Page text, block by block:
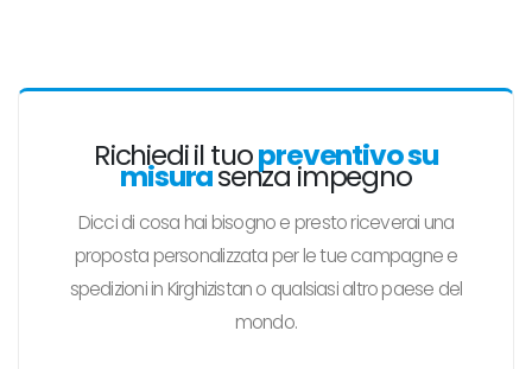
Richiedi il tuopreventivo su
misurasenza impegno
Dicci di cosa hai bisogno e presto riceverai una
proposta personalizzata per le tue campagne e
spedizioni in Kirghizistan o qualsiasi altro paese del
mondo.